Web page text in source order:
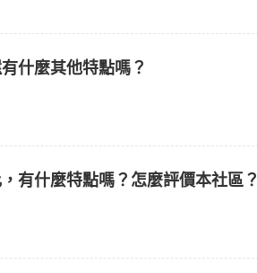
什麼其他特點嗎？
有什麼特點嗎？怎麼評價本社區？